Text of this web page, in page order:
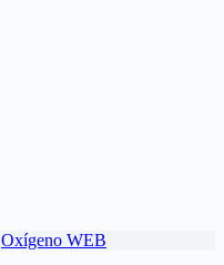
Oxígeno WEB